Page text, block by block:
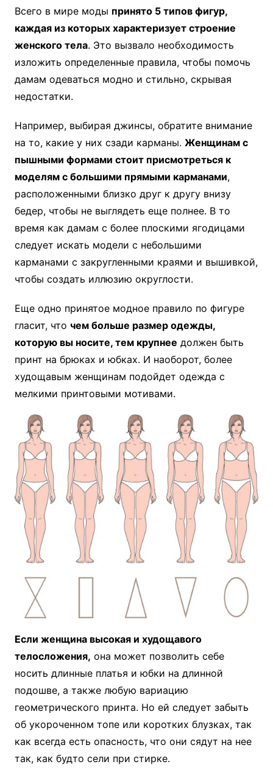
Всего в мире моды принято 5 типов фигур,
каждая из которых характеризует строение
женского тела. Это вызвало необходимость
изложить определенные правила, чтобы помочь
дамам одеваться модно и стильно, скрывая
недостатки.
Например, выбирая джинсы, обратите внимание
на то, какие у них сзади карманы. Женщинам с
пышными формами стоит присмотреться к
моделям с большими прямыми карманами,
расположенными близко друг к другу внизу
бедер, чтобы не выглядеть еще полнее. В то
время как дамам с более плоскими ягодицами
следует искать модели с небольшими
карманами с закругленными краями и вышивкой,
чтобы создать иллюзию округлости.
Еще одно принятое модное правило по фигуре
гласит, что чем больше размер одежды,
которую вы носите, тем крупнее должен быть
принт на брюках и юбках. И наоборот, более
худощавым женщинам подойдет одежда с
мелкими принтовыми мотивами.
Если женщина высокая и худощавого
телосложения, она может позволить себе
носить длинные платья и юбки на длинной
подошве, а также любую вариацию
геометрического принта. Но ей следует забыть
об укороченном топе или коротких блузках, так
как всегда есть опасность, что они сядут на нее
так, как будто сели при стирке.